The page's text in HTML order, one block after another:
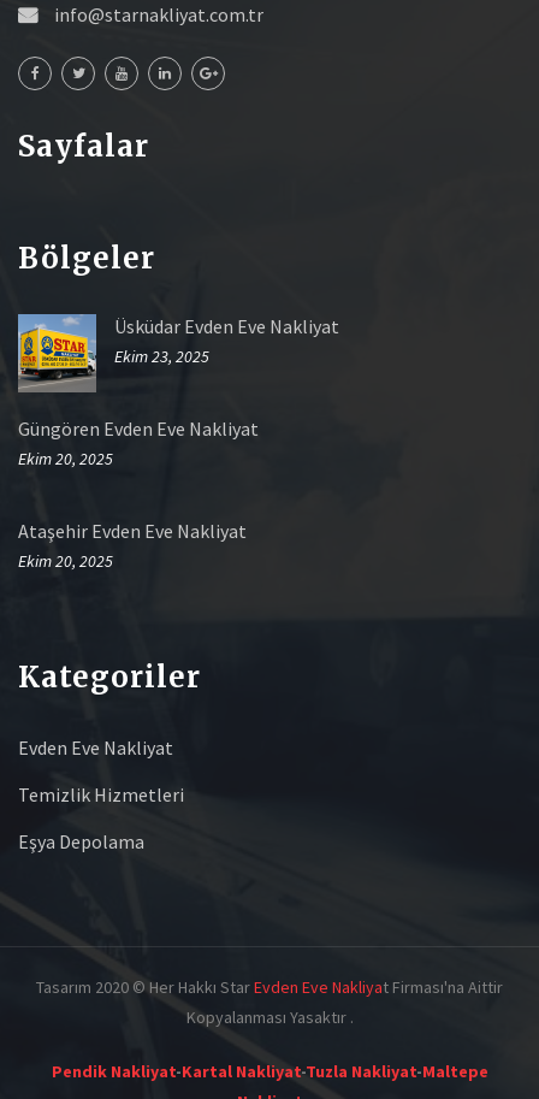
info@starnakliyat.com.tr
Sayfalar
Bölgeler
Üsküdar Evden Eve Nakliyat
Ekim 23, 2025
Güngören Evden Eve Nakliyat
Ekim 20, 2025
Ataşehir Evden Eve Nakliyat
Ekim 20, 2025
Kategoriler
Evden Eve Nakliyat
Temizlik Hizmetleri
Eşya Depolama
Tasarım 2020 © Her Hakkı StarEvden Eve Nakliyat Firması'na Aittir
Kopyalanması Yasaktır .
Pendik Nakliyat-Kartal Nakliyat-Tuzla Nakliyat-Maltepe